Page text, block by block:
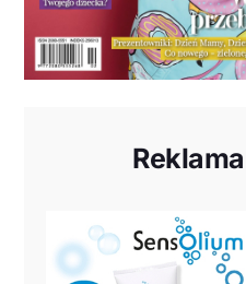
Reklama